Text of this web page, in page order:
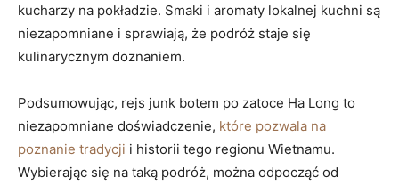
⁣kucharzy na pokładzie.‌ Smaki i aromaty lokalnej kuchni są⁢
niezapomniane i sprawiają, ⁤że podróż staje się
kulinarycznym doznaniem.
Podsumowując, rejs junk botem po zatoce Ha Long to
niezapomniane⁣ doświadczenie, które pozwala na
poznanie tradycji i‌ historii tego regionu Wietnamu.
Wybierając się na⁤ taką​ podróż, można odpocząć⁢ od